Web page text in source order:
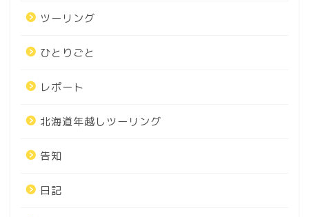
ツーリング
ひとりごと
レポート
北海道年越しツーリング
告知
日記